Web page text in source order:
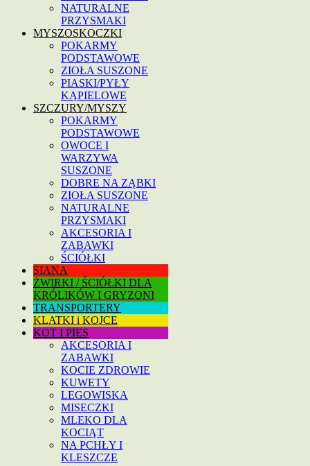
NATURALNE
PRZYSMAKI
MYSZOSKOCZKI
POKARMY
PODSTAWOWE
ZIOŁA SUSZONE
PIASKI/PYŁY
KĄPIELOWE
SZCZURY/MYSZY
POKARMY
PODSTAWOWE
OWOCE I
WARZYWA
SUSZONE
DOBRE NA ZĄBKI
ZIOŁA SUSZONE
NATURALNE
PRZYSMAKI
AKCESORIA I
ZABAWKI
ŚCIÓŁKI
SIANA
ŻWIRKI / ŚCIÓŁKI DLA
KRÓLIKÓW I GRYZONI
TRANSPORTERY
KLATKI i KOJCE
KOT I PIES
AKCESORIA I
ZABAWKI
KOCIE ZDROWIE
KUWETY
LEGOWISKA
MISECZKI
MLEKO DLA
KOCIĄT
NA PCHŁY I
KLESZCZE